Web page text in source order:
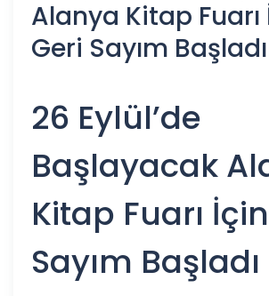
Alanya Kitap Fuarı
Geri Sayım Başladı
26 Eylül’de
Başlayacak
Kitap Fuarı
Sayım Başladı